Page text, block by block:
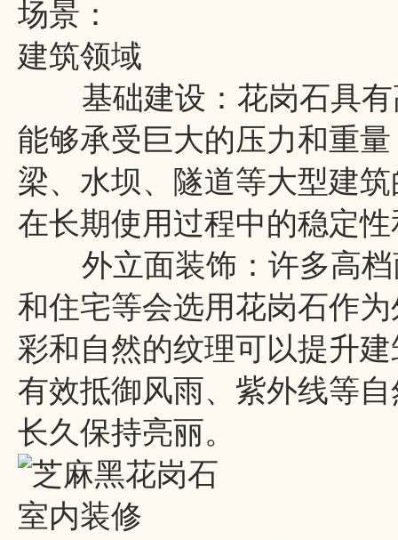
场景：
建筑领域
基础建设：花岗石具有
能够承受巨大的压力和重
梁、水坝、隧道等大型建
在长期使用过程中的稳定
外立面装饰：许多高档
和住宅等会选用花岗石作
彩和自然的纹理可以提升
有效抵御风雨、紫外线等
长久保持亮丽。
室内装修